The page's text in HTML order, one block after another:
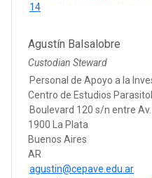
14
Agustín Balsalobre
Custodian Steward
Personal de Apoyo a la
Centro de Estudios
Boulevard 120 s/n entre
1900 La Plata
Buenos Aires
AR
agustin@cepave.edu.ar